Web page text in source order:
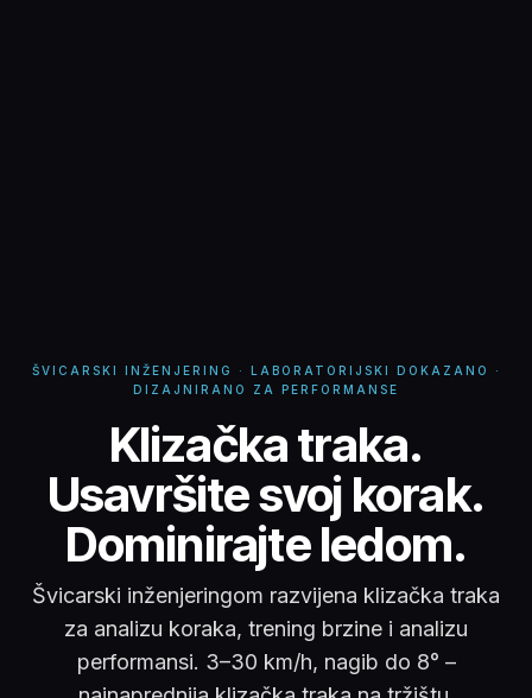
ŠVICARSKI INŽENJERING · LABORATORIJSKI DOKAZANO ·
DIZAJNIRANO ZA PERFORMANSE
Klizačka traka -
Klizačka traka.
Usavršite svoj korak.
Dominirajte ledom.
Švicarski inženjeringom razvijena klizačka traka
za analizu koraka, trening brzine i analizu
performansi. 3–30 km/h, nagib do 8° –